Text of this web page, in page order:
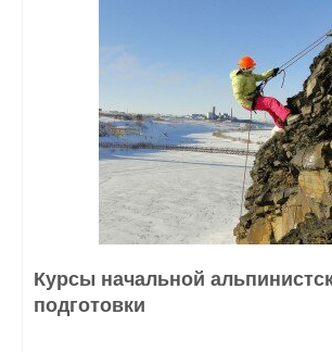
Курсы начальной
подготовки